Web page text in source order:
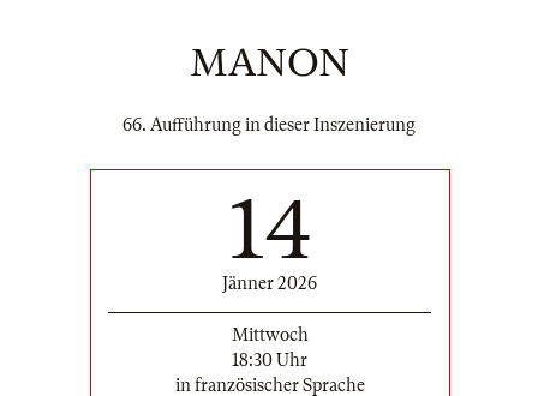
MANON
66. Aufführung in dieser Inszenierung
14
Jänner 2026
Mittwoch
18:30 Uhr
in französischer Sprache